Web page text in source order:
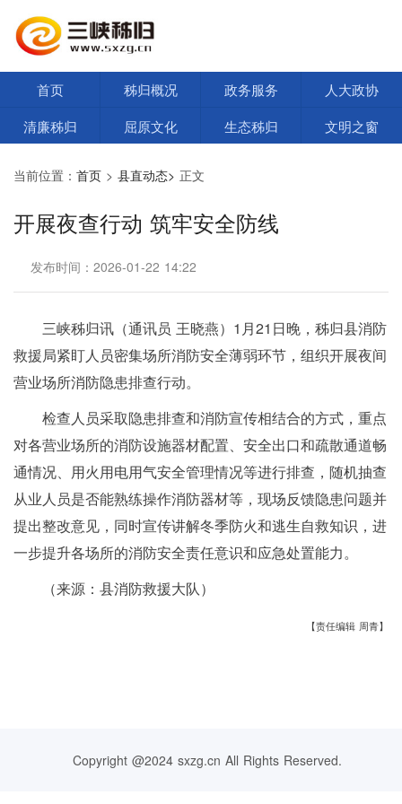
首页 秭归概况 政务服务
人大政协
清廉秭归
屈原文化 生态秭归 文明之窗
当前位置： 首页 > 县直动态> 正文
开展夜查行动 筑牢安全防线
发布时间：2026-01-22 14:22
三峡秭归讯（通讯员 王晓燕）1月21日晚，秭归县消防
救援局紧盯人员密集场所消防安全薄弱环节，组织开展夜间
营业场所消防隐患排查行动。
检查人员采取隐患排查和消防宣传相结合的方式，重点
对各营业场所的消防设施器材配置、安全出口和疏散通道畅
通情况、用火用电用气安全管理情况等进行排查，随机抽查
从业人员是否能熟练操作消防器材等，现场反馈隐患问题并
提出整改意见，同时宣传讲解冬季防火和逃生自救知识，进
一步提升各场所的消防安全责任意识和应急处置能力。
（来源：县消防救援大队）
【责任编辑 周青】
Copyright @2024 sxzg.cn All Rights Reserved.